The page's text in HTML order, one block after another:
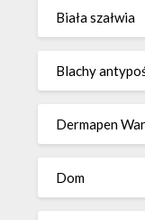
Biała szałwia
Blachy
Dermapen
Dom